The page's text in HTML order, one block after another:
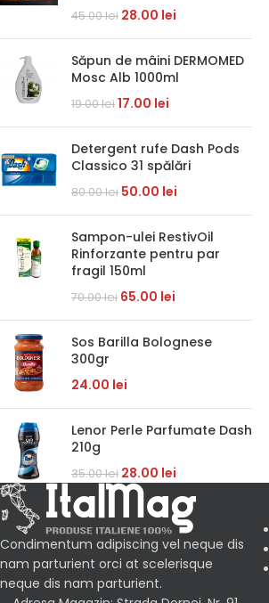
45.00lei 28.00 lei
Săpun de mâini DERMOMED
Mosc Alb 1000ml
19.00lei17.00 lei
Detergent rufe Dash Pods
Classico 31 spălări
80.00lei 50.00 lei
Sampon-ulei RestivOil
Rinforzante pentru par
fragil 150ml
70.00lei 65.00 lei
Sos Barilla Bolognese
300gr
24.00 lei
Lenor Perle Parfumate Dash
210g
35.00lei 28.00 lei
Condimentum adipiscing vel neque dis
nam parturient orci at scelerisque
neque dis nam parturient.